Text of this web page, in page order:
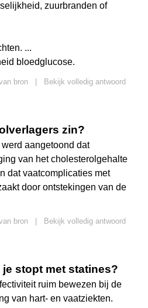
zuurbranden of
...
bloedglucose.
bron
Bekijk volledig antwoord
zin?
aangetoond dat
van het cholesterolgehalte
dat vaatcomplicaties met
door ontstekingen van de
bron
Bekijk volledig antwoord
je stopt met statines?
ruim bewezen bij de
van hart- en vaatziekten.